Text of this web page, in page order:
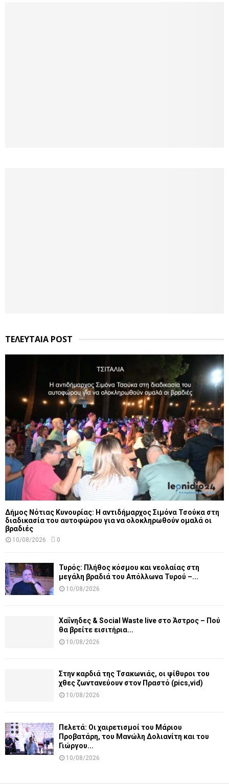
ΤΕΛΕΥΤΑΙΑ POST
Δήμος Νότιας Κυνουρίας: Η αντιδήμαρχος Σιμόνα Τσούκα στη
διαδικασία του αυτοφώρου για να ολοκληρωθούν ομαλά οι
βραδιές
10/08/2026 0
Τυρός: Πλήθος κόσμου και νεολαίας στη
μεγάλη βραδιά του Απόλλωνα Τυρού –...
10/08/2026
Χαΐνηδες & Social Waste live στο Άστρος – Πού
θα βρείτε εισιτήρια...
10/08/2026
Στην καρδιά της Τσακωνιάς, οι ψίθυροι του
χθες ζωντανεύουν στον Πραστό (pics,vid)
10/08/2026
Πελετά: Οι χαιρετισμοί του Μάριου
Προβατάρη, του Μανώλη Δολιανίτη και του
Γιώργου...
10/08/2026